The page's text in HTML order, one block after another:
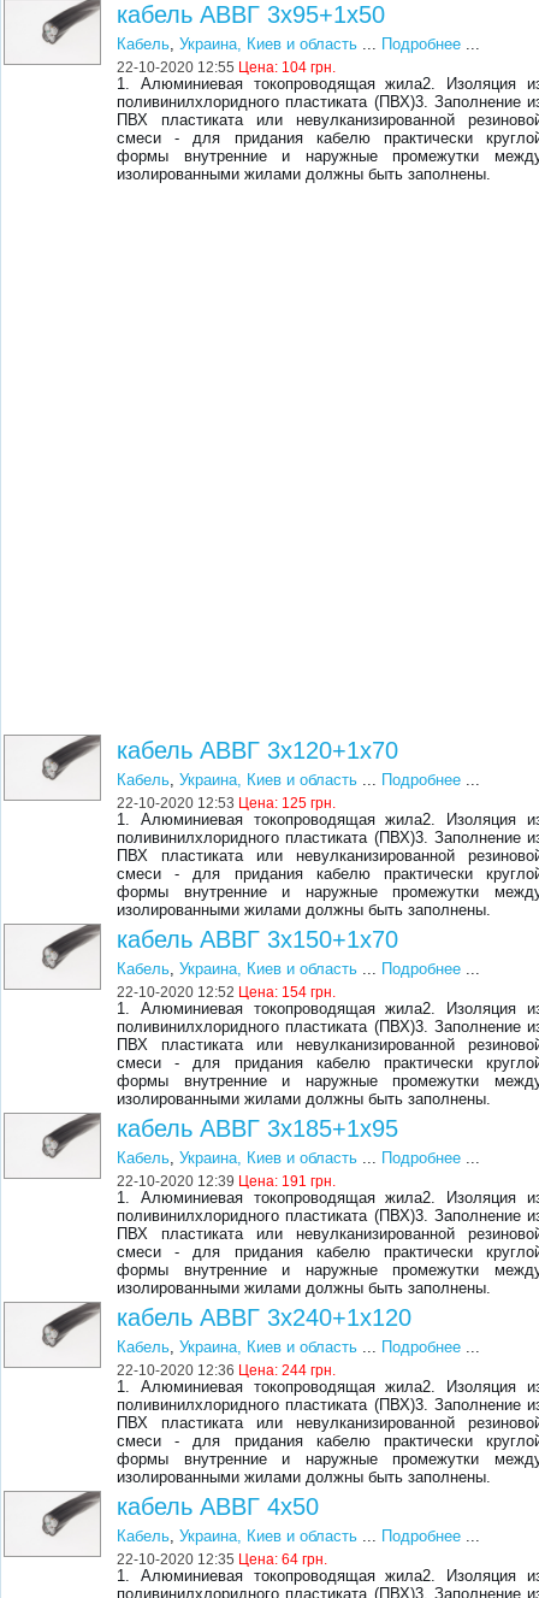
кабель АВВГ 3х95+1х50
Кабель,Украина, Киев и область ... Подробнее ...
22-10-2020 12:55 Цена: 104 грн.
1. Алюминиевая токопроводящая жила2. Изоляция
поливинилхлоридного пластиката (ПВХ)3. Заполнение
ПВХ пластиката или невулканизированной
смеси - для придания кабелю практически
формы внутренние и наружные промежутки
изолированными жилами должны быть заполнены.
кабель АВВГ 3х120+1х70
Кабель,Украина, Киев и область ... Подробнее ...
22-10-2020 12:53 Цена: 125 грн.
1. Алюминиевая токопроводящая жила2. Изоляция
поливинилхлоридного пластиката (ПВХ)3. Заполнение
ПВХ пластиката или невулканизированной
смеси - для придания кабелю практически
формы внутренние и наружные промежутки
изолированными жилами должны быть заполнены.
кабель АВВГ 3х150+1х70
Кабель,Украина, Киев и область ... Подробнее ...
22-10-2020 12:52 Цена: 154 грн.
1. Алюминиевая токопроводящая жила2. Изоляция
поливинилхлоридного пластиката (ПВХ)3. Заполнение
ПВХ пластиката или невулканизированной
смеси - для придания кабелю практически
формы внутренние и наружные промежутки
изолированными жилами должны быть заполнены.
кабель АВВГ 3х185+1х95
Кабель,Украина, Киев и область ... Подробнее ...
22-10-2020 12:39 Цена: 191 грн.
1. Алюминиевая токопроводящая жила2. Изоляция
поливинилхлоридного пластиката (ПВХ)3. Заполнение
ПВХ пластиката или невулканизированной
смеси - для придания кабелю практически
формы внутренние и наружные промежутки
изолированными жилами должны быть заполнены.
кабель АВВГ 3х240+1х120
Кабель,Украина, Киев и область ... Подробнее ...
22-10-2020 12:36 Цена:244 грн.
1. Алюминиевая токопроводящая жила2. Изоляция
поливинилхлоридного пластиката (ПВХ)3. Заполнение
ПВХ пластиката или невулканизированной
смеси - для придания кабелю практически
формы внутренние и наружные промежутки
изолированными жилами должны быть заполнены.
кабель АВВГ 4х50
Кабель,Украина, Киев и область ... Подробнее ...
22-10-2020 12:35 Цена:64 грн.
1. Алюминиевая токопроводящая жила2. Изоляция
поливинилхлоридного пластиката (ПВХ)3. Заполнение